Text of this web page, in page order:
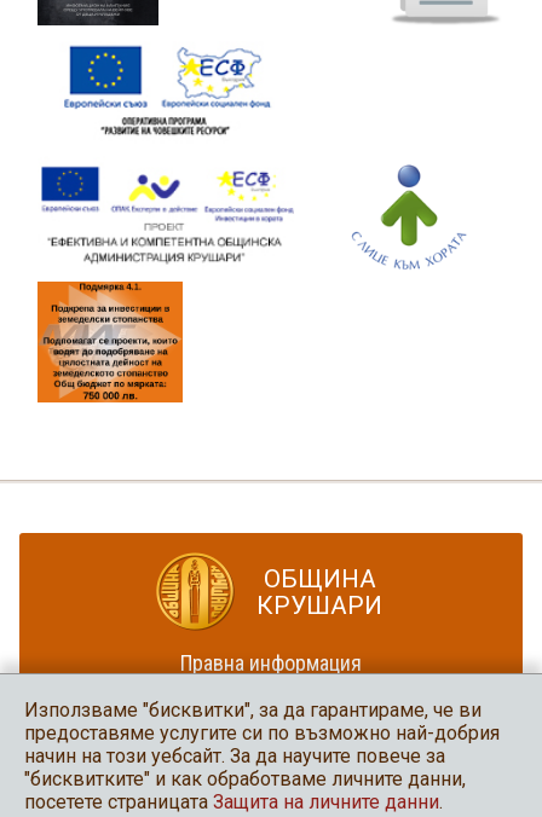
ОБЩИНА
КРУШАРИ
Правна информация
Карта на сайта
Община Крушари
в социалните мрежи
Използваме "бисквитки", за да гарантираме, че ви
предоставяме услугите си по възможно най-добрия
начин на този уебсайт. За да научите повече за
"бисквитките" и как обработваме личните данни,
посетете страницата Защита на личните данни.